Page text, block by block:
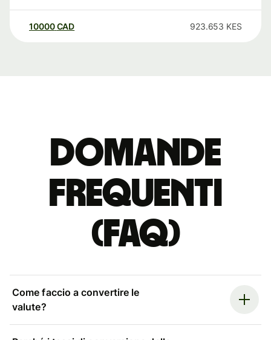
10000 CAD 923.653 KES
Domande
Frequenti
(FAQ)
Come faccio a convertire le
valute?